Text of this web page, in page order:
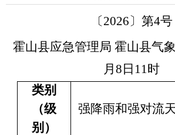
〔2026〕第4号
霍山县应急管理局 霍山县气
月 8 日 1 1 时
类别
（级
别）
强降雨和强对流